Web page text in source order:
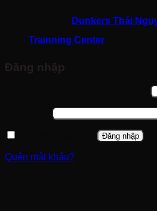
Dunkers Thái
Trainning Center
Đăng nhập
Bắt
buộc
Đăng nhập
Quên mật khẩu?